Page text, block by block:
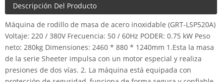
Descripción Del Producto
Máquina de rodillo de masa de acero inoxidable (GRT-LSP520A)
Voltaje: 220 / 380V Frecuencia: 50 / 60Hz PODER: 0.75 kW Peso
neto: 280kg Dimensiones: 2460 * 880 * 1240mm 1.Esta la masa
de la serie Sheeter impulsa con un motor especial y realiza
presiones de dos vías. 2. La máquina está equipada con